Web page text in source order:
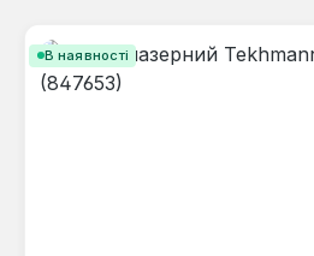
В наявності